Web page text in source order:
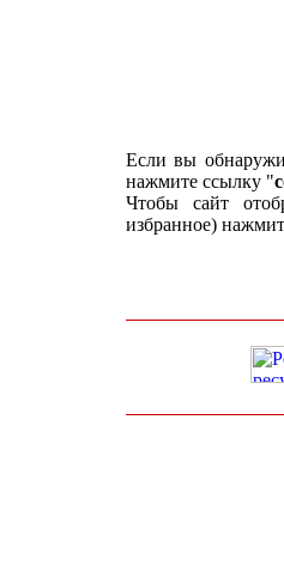
Если вы
нажмите ссылку "
Чтобы сайт
избранное)